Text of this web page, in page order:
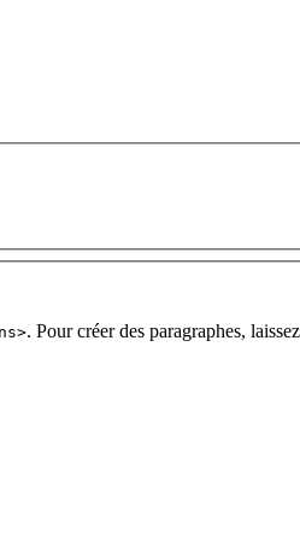
. Pour créer des paragraphes,